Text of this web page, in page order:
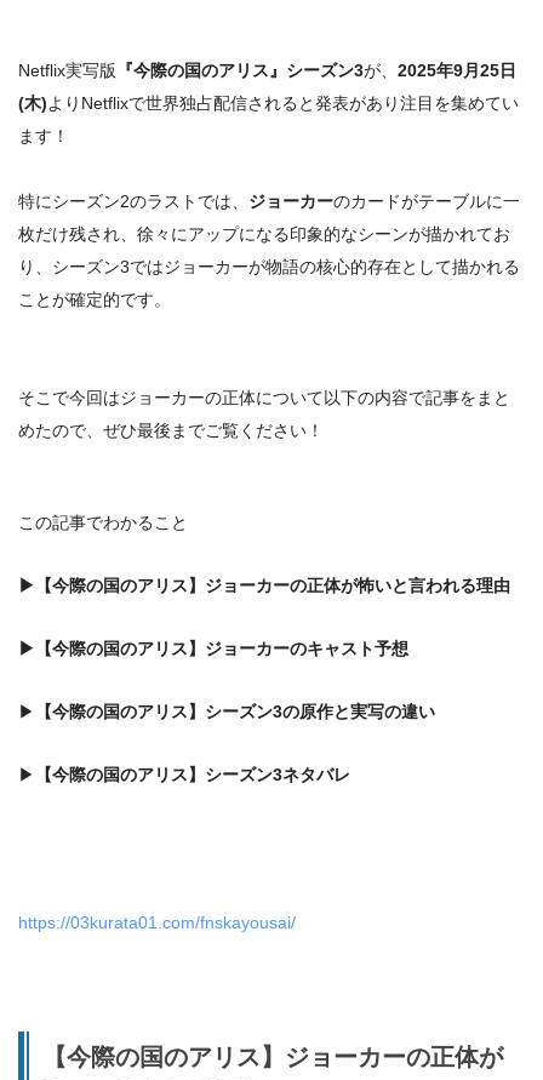
Netflix実写版 『今際の国のアリス』シーズン3が、 2025年9月25日
(木)よりNetflixで世界独占配信されると発表があり注目を集めてい
ます！
特にシーズン2のラストでは、 ジョーカーのカードがテーブルに一
枚だけ残され、徐々にアップになる印象的なシーンが描かれてお
り、シーズン3ではジョーカーが物語の核心的存在として描かれる
ことが確定的です。
そこで今回はジョーカーの正体について以下の内容で記事をまと
めたので、ぜひ最後までご覧ください！
この記事でわかること
▶【今際の国のアリス】ジョーカーの正体が怖いと言われる理由
▶ 【今際の国のアリス】ジョーカーのキャスト予想
▶ 【今際の国のアリス】 シーズン3の原作と実写の違い
▶ 【今際の国のアリス】 シーズン3ネタバレ
https://03kurata01.com/fnskayousai/
【今際の国のアリス】ジョーカーの正体が